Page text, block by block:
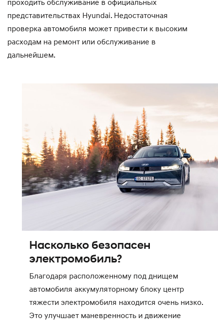
проходить обслуживание в официальных
представительствах Hyundai. Недостаточная
проверка автомобиля может привести к высоким
расходам на ремонт или обслуживание в
дальнейшем.
Насколько безопасен
электромобиль?
Благодаря расположенному под днищем
автомобиля аккумуляторному блоку центр
тяжести электромобиля находится очень низко.
Это улучшает маневренность и движение